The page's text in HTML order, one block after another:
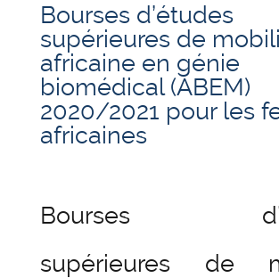
Bourses d’études
supérieures de
africaine en génie
biomédical (ABEM)
2020/2021 pour les
africaines
Bourses
supérieures de